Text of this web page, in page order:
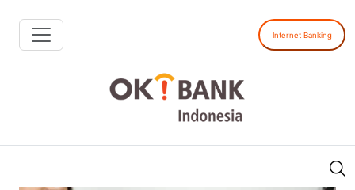
Internet Banking